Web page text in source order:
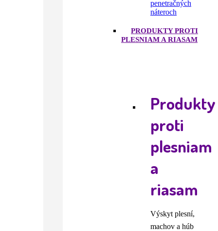
penetračných
náteroch
PRODUKTY PROTI
PLESNIAM A RIASAM
Produkty
proti
plesniam
a
riasam
Výskyt plesní,
machov a húb